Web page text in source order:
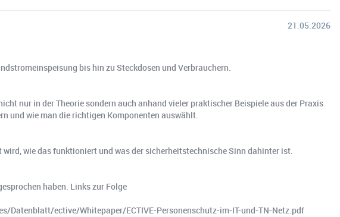
21.05.2026
bis hin zu Steckdosen und Verbrauchern.
nur in der Theorie sondern auch anhand vieler praktischer Beispiele aus der Praxis
und wie man die richtigen Komponenten auswählt.
wie das funktioniert und was der sicherheitstechnische Sinn dahinter ist.
haben. Links zur Folge
Datenblatt/ective/Whitepaper/ECTIVE-Personenschutz-im-IT-und-TN-Netz.pdf